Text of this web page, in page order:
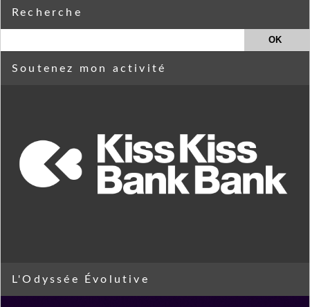
Recherche
Soutenez mon activité
L'Odyssée Évolutive